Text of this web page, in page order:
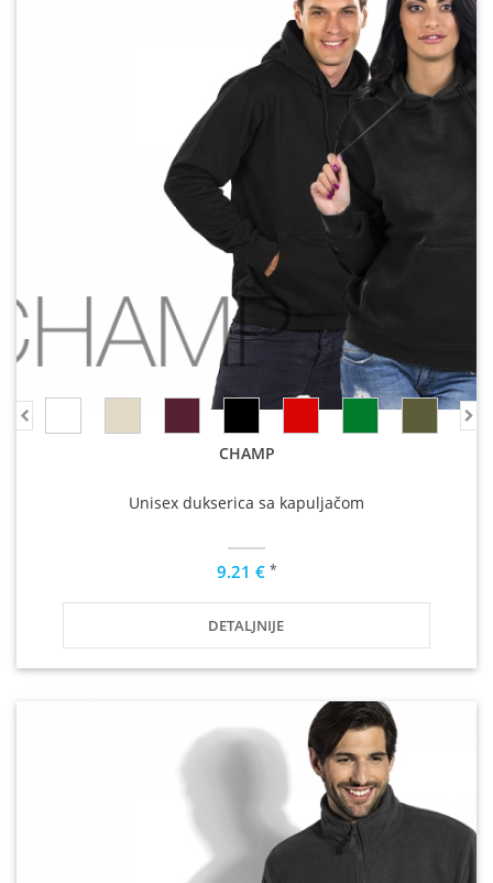
CHAMP
Unisex dukserica sa kapuljačom
9.21 € *
DETALJNIJE